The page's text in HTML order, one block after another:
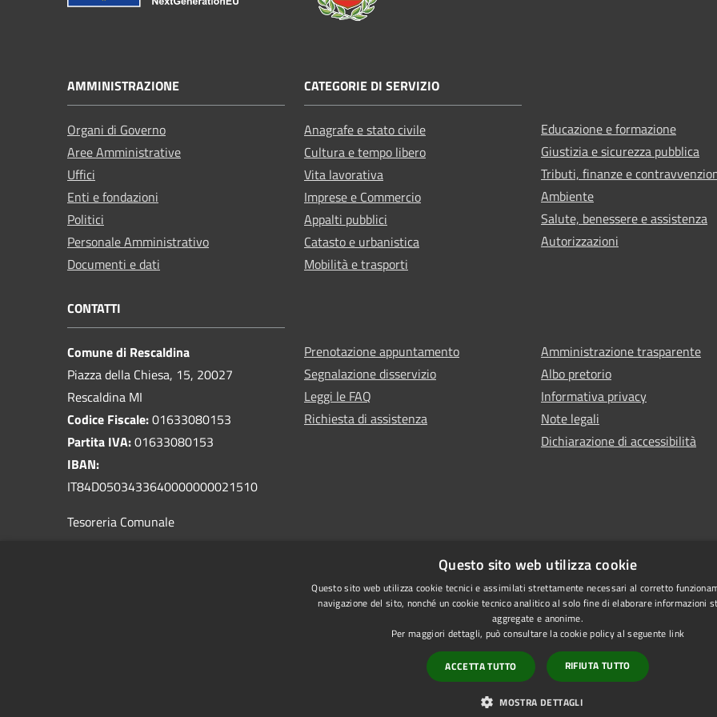
AMMINISTRAZIONE
Organi di Governo
Aree Amministrative
Uffici
Enti e fondazioni
Politici
Personale Amministrativo
Documenti e dati
CATEGORIE DI SERVIZIO
Anagrafe e stato civile
Cultura e tempo libero
Vita lavorativa
Imprese e Commercio
Appalti pubblici
Catasto e urbanistica
Mobilità e trasporti
Educazione e formazione
Giustizia e sicurezza pubblica
Tributi, finanze e
Ambiente
Salute, benessere e assistenza
Autorizzazioni
CONTATTI
Comune di Rescaldina
Piazza della Chiesa, 15, 20027
Rescaldina MI
Codice Fiscale:01633080153
Partita IVA:01633080153
IBAN:
IT84D0503433640000000021510
Tesoreria Comunale
Prenotazione appuntamento
Segnalazione disservizio
Leggi le FAQ
Richiesta di assistenza
Amministrazione trasparente
Albo pretorio
Informativa privacy
Note legali
Dichiarazione di accessibilità
Copyright © 2026 • Comune di
Questo sito web utilizza cookie
Questo sito web utilizza cookie tecnici e assimilati strettamente necessari al corretto
navigazione del sito, nonché un cookie tecnico analitico al solo fine di elaborare informazioni
aggregate e anonime.
Per maggiori dettagli, può consultare la cookie policy al seguente link
ACCETTA TUTTO RIFIUTA TUTTO
MOSTRA DETTAGLI